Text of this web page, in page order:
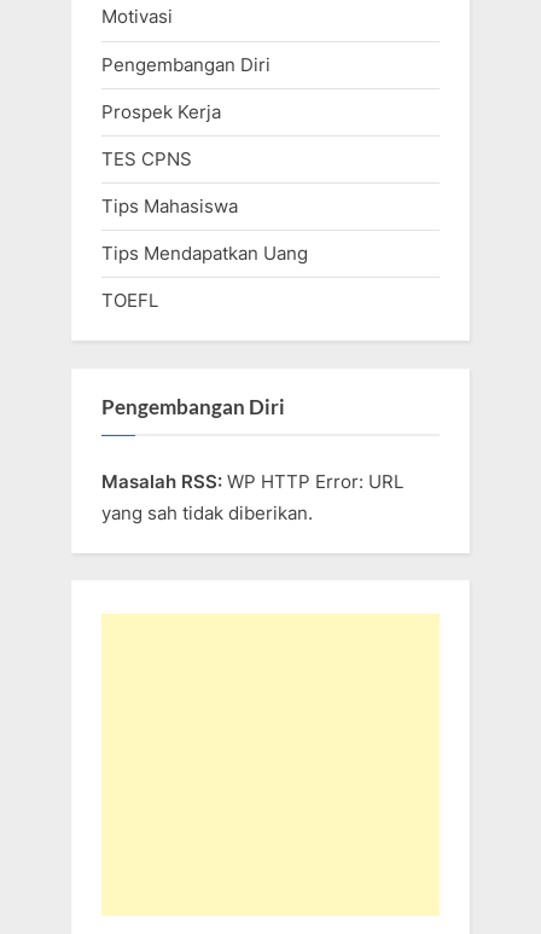
Motivasi
Pengembangan Diri
Prospek Kerja
TES CPNS
Tips Mahasiswa
Tips Mendapatkan Uang
TOEFL
Pengembangan Diri
Masalah RSS: WP HTTP Error: URL
yang sah tidak diberikan.